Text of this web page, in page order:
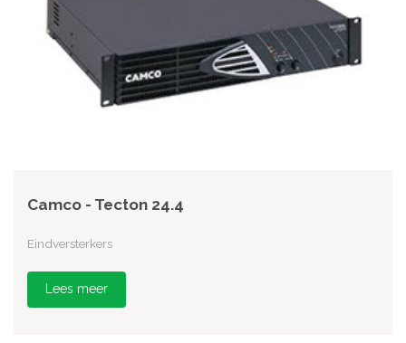
Camco - Tecton 24.4
Eindversterkers
Lees meer